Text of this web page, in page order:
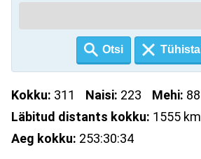
Kokku: 311 Naisi: 223 Mehi: 88
Läbitud distants kokku: 1555 km
Aeg kokku: 253:30:34